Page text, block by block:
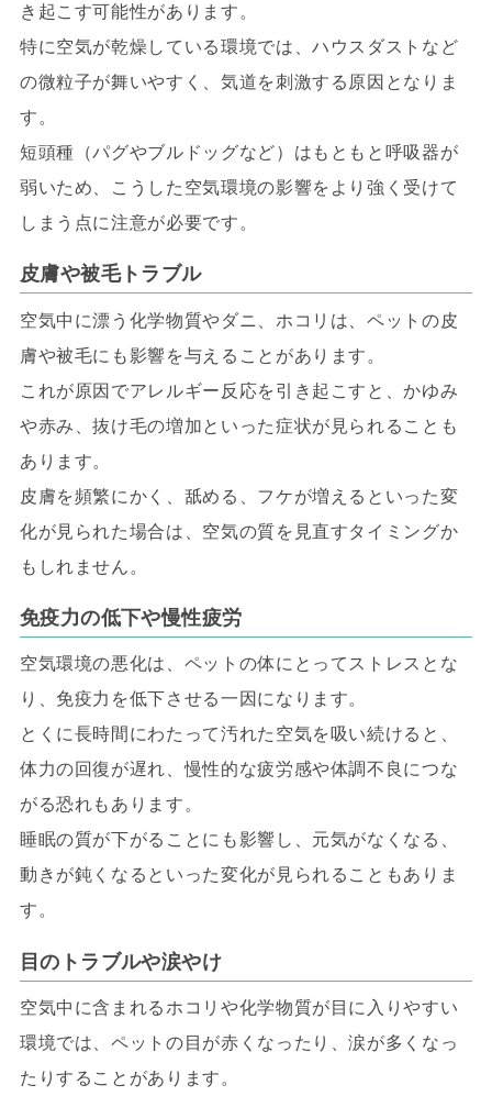
き起こす可能性があります。
特に空気が乾燥している環境では、ハウスダストなど
の微粒子が舞いやすく、気道を刺激する原因となりま
す。
短頭種（パグやブルドッグなど）はもともと呼吸器が
弱いため、こうした空気環境の影響をより強く受けて
しまう点に注意が必要です。
皮膚や被毛トラブル
空気中に漂う化学物質やダニ、ホコリは、ペットの皮
膚や被毛にも影響を与えることがあります。
これが原因でアレルギー反応を引き起こすと、かゆみ
や赤み、抜け毛の増加といった症状が見られることも
あります。
皮膚を頻繁にかく、舐める、フケが増えるといった変
化が見られた場合は、空気の質を見直すタイミングか
もしれません。
免疫力の低下や慢性疲労
空気環境の悪化は、ペットの体にとってストレスとな
り、免疫力を低下させる一因になります。
とくに長時間にわたって汚れた空気を吸い続けると、
体力の回復が遅れ、慢性的な疲労感や体調不良につな
がる恐れもあります。
睡眠の質が下がることにも影響し、元気がなくなる、
動きが鈍くなるといった変化が見られることもありま
す。
目のトラブルや涙やけ
空気中に含まれるホコリや化学物質が目に入りやすい
環境では、ペットの目が赤くなったり、涙が多くなっ
たりすることがあります。